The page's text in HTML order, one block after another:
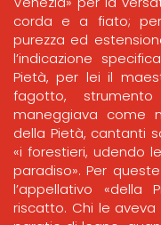
corda e a fiato;
purezza ed
l’indicazione
Pietà, per lei il
fagotto,
maneggiava come
della Pietà, cantanti
«i forestieri, udendo
paradiso». Per
l’appellativo
riscatto. Chi le